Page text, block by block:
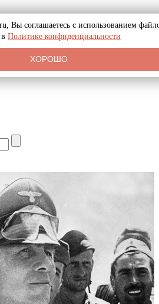
Вы соглашаетесь с использованием
Политике конфиденциальности
ХОРОШО